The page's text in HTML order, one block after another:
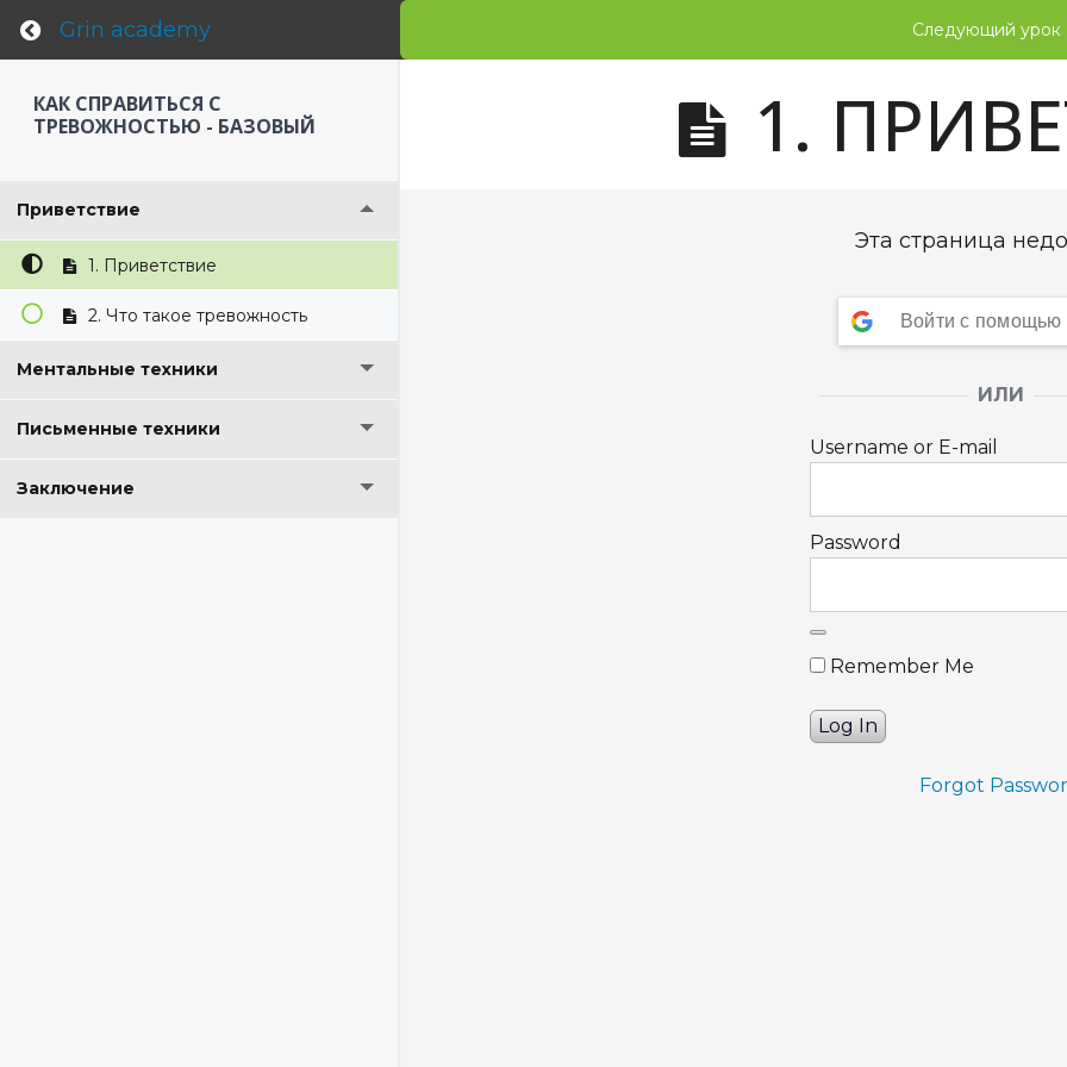
Grin academy Следующий урок
КАК СПРАВИТЬСЯ С
ТРЕВОЖНОСТЬЮ - БАЗОВЫЙ
Приветствие
1. Приветствие
2. Что такое тревожность
Ментальные техники
Письменные техники
Заключение
1.
Эта страница
Войти с помощью
ИЛИ
Username or E-mail
Password
Remember Me
Forgot